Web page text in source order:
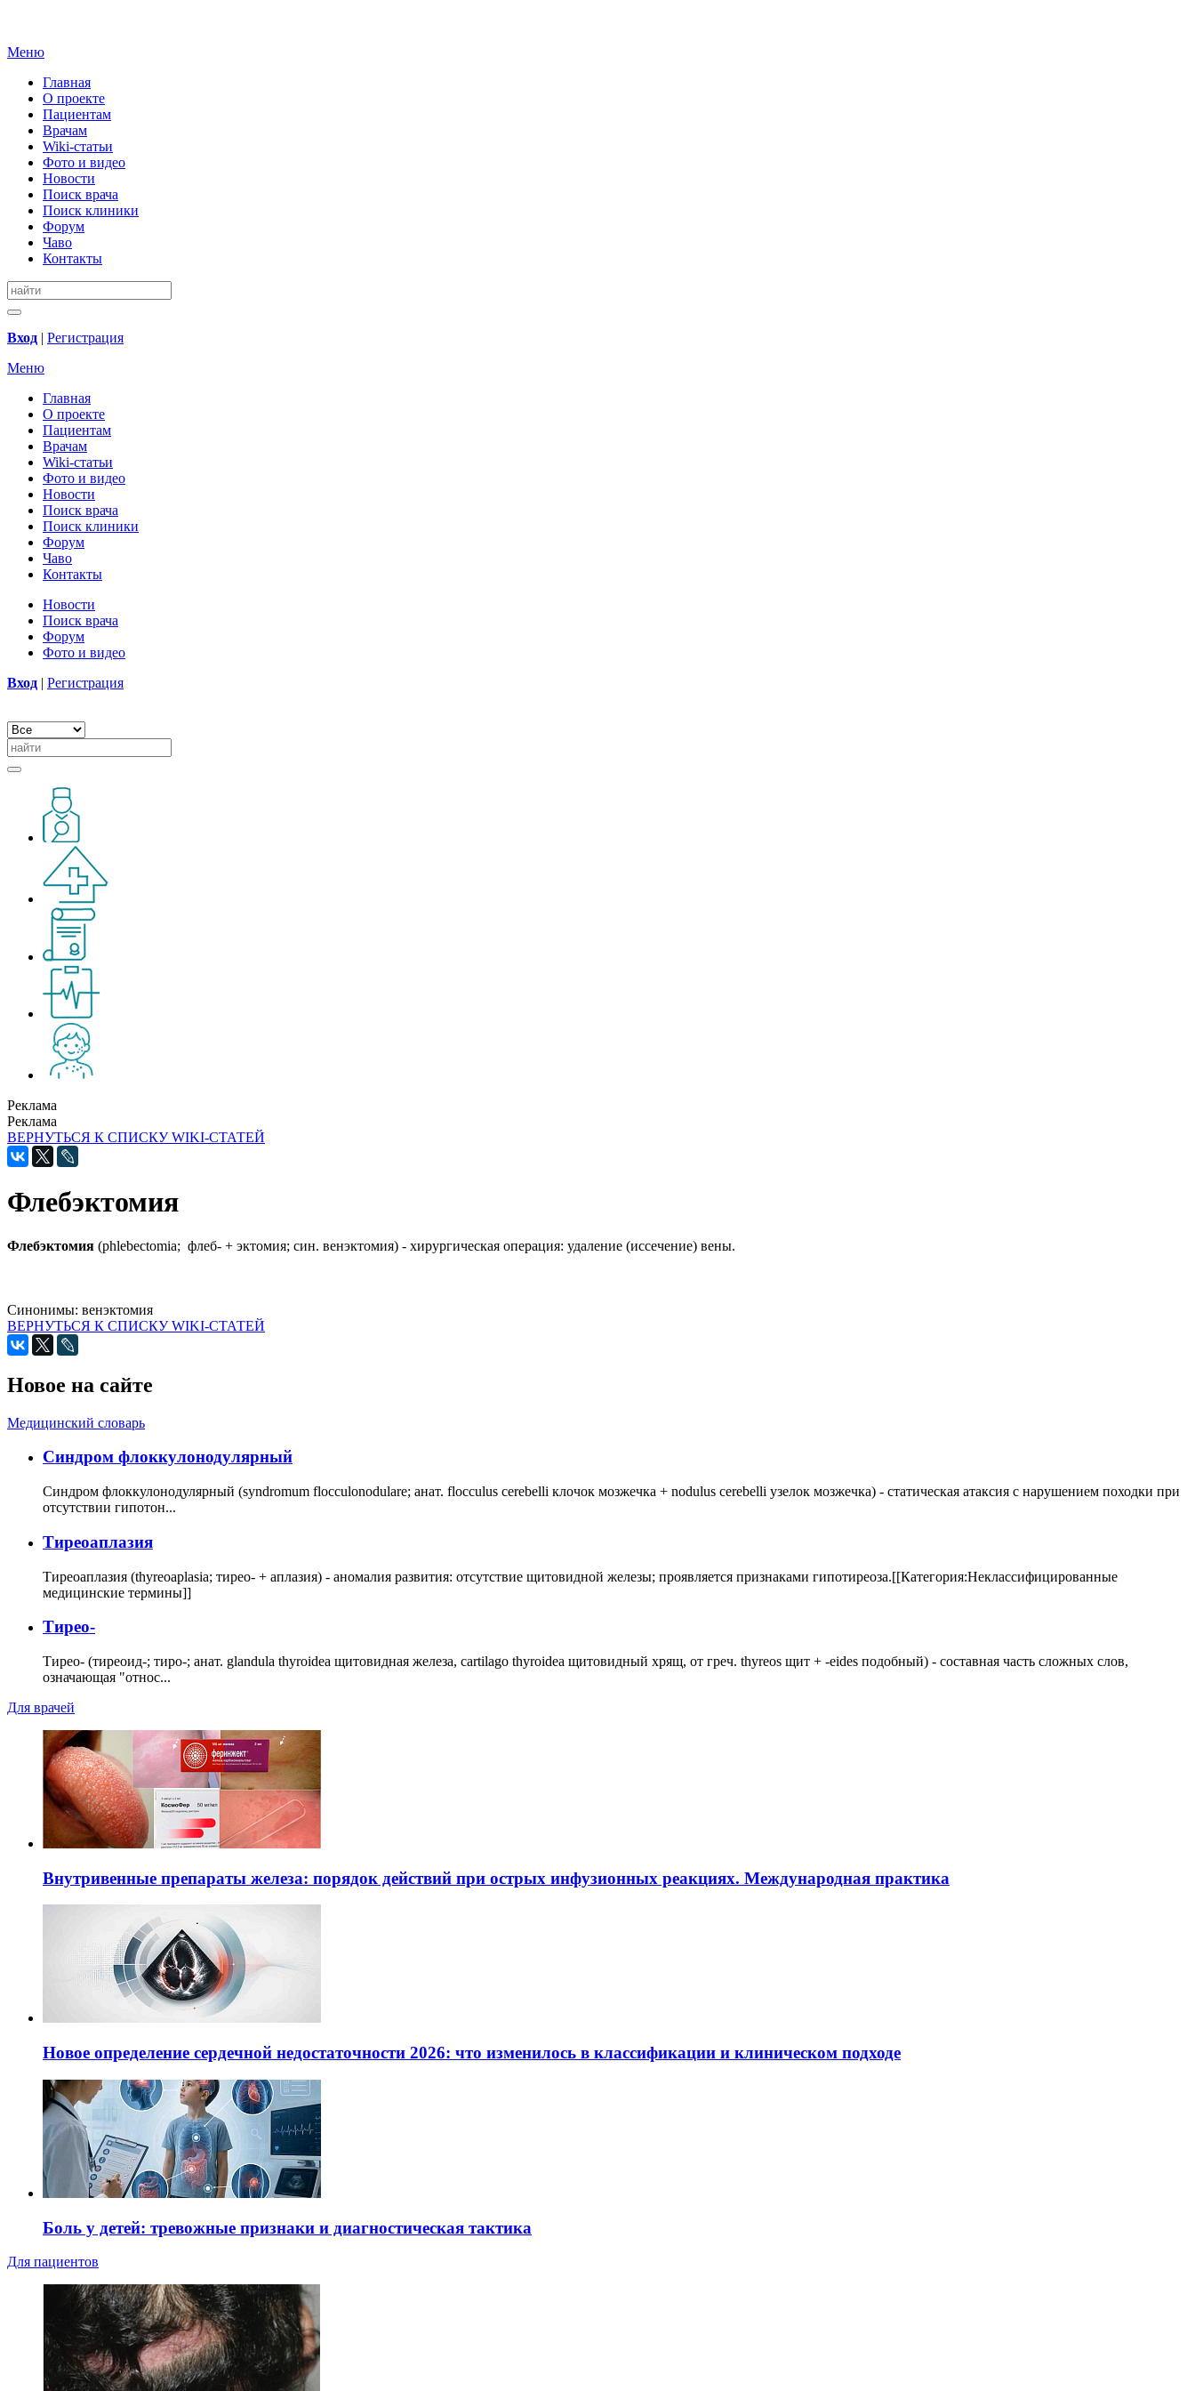
Меню
Главная
О проекте
Пациентам
Врачам
Wiki-статьи
Фото и видео
Новости
Поиск врача
Поиск клиники
Форум
Чаво
Контакты
Вход | Регистрация
Меню
Главная
О проекте
Пациентам
Врачам
Wiki-статьи
Фото и видео
Новости
Поиск врача
Поиск клиники
Форум
Чаво
Контакты
Новости
Поиск врача
Форум
Фото и видео
Вход | Регистрация
Реклама
Реклама
ВЕРНУТЬСЯ К СПИСКУ WIKI-СТАТЕЙ
Флебэктомия
Флебэктомия (phlebectomia; флеб- + эктомия; син. венэктомия) - хирургическая операция: удаление (иссечение) вены.
Синонимы: венэктомия
ВЕРНУТЬСЯ К СПИСКУ WIKI-СТАТЕЙ
Новое на сайте
Медицинский словарь
Cиндром флоккулонодулярный
Синдром флоккулонодулярный (syndromum flocculonodulare; анат. flocculus cerebelli клочок мозжечка + nodulus cerebelli узелок мозжечка) - статическая атаксия с нарушением походки при
отсутствии гипотон...
Тиреоаплазия
Тиреоаплазия (thyreoaplasia; тирео- + аплазия) - аномалия развития: отсутствие щитовидной железы; проявляется признаками гипотиреоза.[[Категория:Неклассифицированные
медицинские термины]]
Тирео-
Тирео- (тиреоид-; тиро-; анат. glandula thyroidea щитовидная железа, cartilago thyroidea щитовидный хрящ, от греч. thyreos щит + -eides подобный) - составная часть сложных слов,
означающая "относ...
Для врачей
Внутривенные препараты железа: порядок действий при острых инфузионных реакциях. Международная практика
Новое определение сердечной недостаточности 2026: что изменилось в классификации и клиническом подходе
Боль у детей: тревожные признаки и диагностическая тактика
Для пациентов